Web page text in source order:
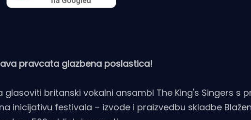
pravcata glazbena poslastica!
glasoviti britanski vokalni ansambl The King's Singers s
inicijativu festivala – izvode i praizvedbu skladbe